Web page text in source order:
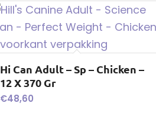
Hi Can Adult – Sp – Chicken –
12 X 370 Gr
€48,60